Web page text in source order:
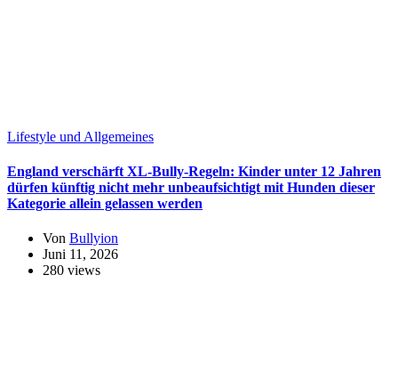
Lifestyle und Allgemeines
England verschärft XL-Bully-Regeln: Kinder unter 12 Jahren
dürfen künftig nicht mehr unbeaufsichtigt mit Hunden dieser
Kategorie allein gelassen werden
Von Bullyion
Juni 11, 2026
280 views